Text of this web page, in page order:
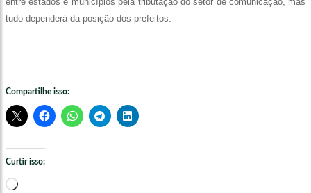
tudo dependerá da posição dos prefeitos.
Compartilhe isso:
Curtir isso:
Carregando...